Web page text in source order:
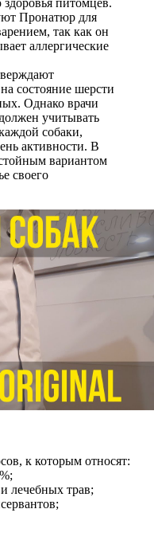
питомцев.
Пронатюр для
так как он
аллергические
состояние шерсти
Однако врачи
учитывать
собаки,
активности. В
вариантом
своего
к которым относят:
лечебных трав;